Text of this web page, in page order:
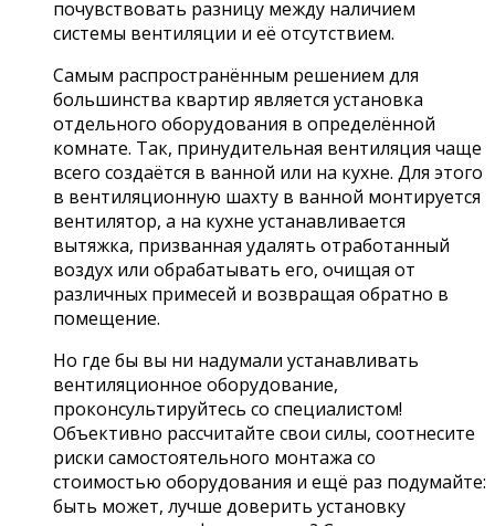
почувствовать разницу между наличием
системы вентиляции и её отсутствием.
Самым распространённым решением для
большинства квартир является установка
отдельного оборудования в определённой
комнате. Так, принудительная вентиляция чаще
всего создаётся в ванной или на кухне. Для этого
в вентиляционную шахту в ванной монтируется
вентилятор, а на кухне устанавливается
вытяжка, призванная удалять отработанный
воздух или обрабатывать его, очищая от
различных примесей и возвращая обратно в
помещение.
Но где бы вы ни надумали устанавливать
вентиляционное оборудование,
проконсультируйтесь со специалистом!
Объективно рассчитайте свои силы, соотнесите
риски самостоятельного монтажа со
стоимостью оборудования и ещё раз подумайте:
быть может, лучше доверить установку